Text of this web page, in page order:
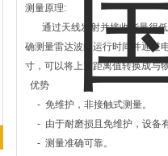
测量原理:
通过天线发射并接收能量很低
确测量雷达波的运行时间并通过
寸，可以将上空距离值转换成与
优势
- 免维护，非接触式测量。
- 由于耐磨损且免维护，设备
- 测量准确可靠。